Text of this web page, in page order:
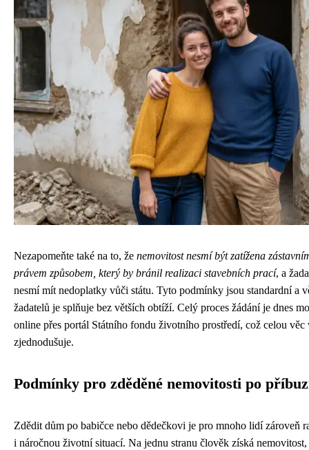
Nezapomeňte také na to, že nemovitost nesmí být zatížena
právem způsobem, který by bránil realizaci stavebních prací, a
nesmí mít nedoplatky vůči státu. Tyto podmínky jsou standardní a
žadatelů je splňuje bez větších obtíží. Celý proces žádání je dnes
online přes portál Státního fondu životního prostředí, což celou věc
zjednodušuje.
Podmínky pro zděděné nemovitosti po
Zdědit dům po babičce nebo dědečkovi je pro mnoho lidí zároveň
i náročnou životní situací. Na jednu stranu člověk získá nemovitost,